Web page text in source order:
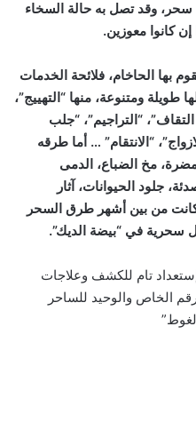
سحر، وقد تصل به حالة السخاء
كانوا معوزين.
بها الحاخام، فلائحة الخدمات
طويلة ومتنوعة، منها “التهييج”،
“التراجيم”، “جلب
“الانتقام” … أما طرقه
مخ الضباع، الدمى
جلود الحيوانات، آثار
من بين أشهر طرق السحر
سحرية في “بيضة الديك”.
تام للكشف وعلاجات
الخاص والوحيد للساحر